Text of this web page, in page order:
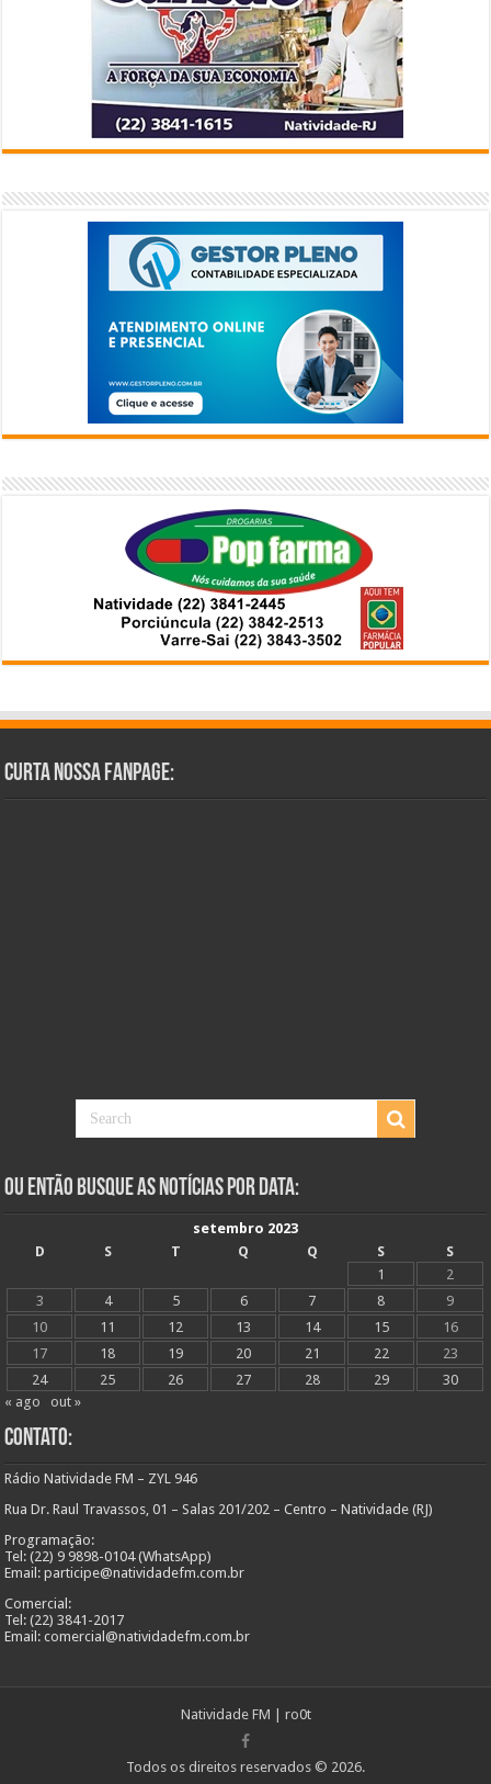
Curta Nossa Fanpage:
Ou Então Busque as Notícias Por Data:
setembro 2023
D
S T Q Q S
S
1
2
3
4 5 6 7 8
9
10
11 12 13 14 15
16
17
18 19 20 21 22
23
24
25 26 27 28 29
30
« ago
out »
Contato:
Rádio Natividade FM – ZYL 946
Rua Dr. Raul Travassos, 01 – Salas 201/202 – Centro – Natividade (RJ)
Programação:
Tel: (22) 9 9898-0104 (WhatsApp)
Email: participe@natividadefm.com.br
Comercial:
Tel: (22) 3841-2017
Email: comercial@natividadefm.com.br
Natividade FM ro0t
Todos os direitos reservados © 2026.